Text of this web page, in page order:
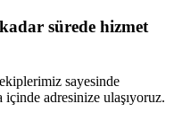
sürede hizmet
sayesinde
içinde adresinize ulaşıyoruz.